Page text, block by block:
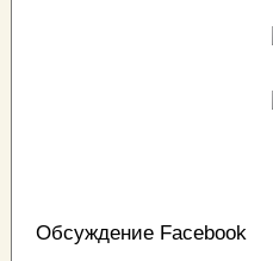
Обсуждение Facebook